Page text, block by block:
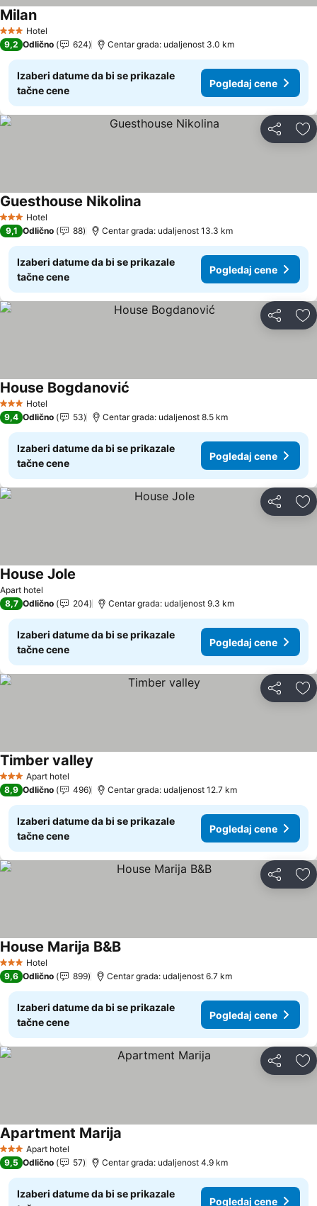
3 Zvezdice
Hotel
Milan
9,2 Odlično 624 Centar grada: udaljenost 3.0 km
Izaberi datume da bi se prikazale
tačne cene
Pogledaj cene
Deli
3 Zvezdice
Hotel
Guesthouse Nikolina
9,1 Odlično 88 Centar grada: udaljenost 13.3 km
Izaberi datume da bi se prikazale
tačne cene
Pogledaj cene
Deli
3 Zvezdice
Hotel
House Bogdanović
9,4 Odlično 53 Centar grada: udaljenost 8.5 km
Izaberi datume da bi se prikazale
tačne cene
Pogledaj cene
Deli
Apart hotel
House Jole
8,7 Odlično 204 Centar grada: udaljenost 9.3 km
Izaberi datume da bi se prikazale
tačne cene
Pogledaj cene
Deli
3 ZvezdiceApart hotel
Timber valley
8,9 Odlično 496 Centar grada: udaljenost 12.7 km
Izaberi datume da bi se prikazale
tačne cene
Pogledaj cene
Deli
3 Zvezdice
Hotel
House Marija B&B
9,6 Odlično 899 Centar grada: udaljenost 6.7 km
Izaberi datume da bi se prikazale
tačne cene
Pogledaj cene
Deli
3 ZvezdiceApart hotel
Apartment Marija
9,5 Odlično 57 Centar grada: udaljenost 4.9 km
Izaberi datume da bi se prikazale
Pogledaj cene